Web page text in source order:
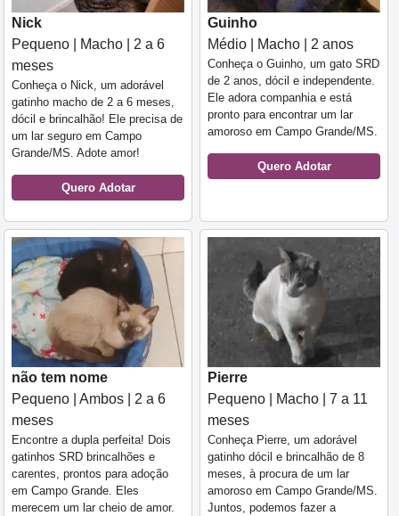
Nick
Pequeno | Macho | 2 a 6
meses
Conheça o Nick, um adorável
gatinho macho de 2 a 6 meses,
dócil e brincalhão! Ele precisa de
um lar seguro em Campo
Grande/MS. Adote amor!
Quero Adotar
Guinho
Médio | Macho | 2 anos
Conheça o Guinho, um gato SRD
de 2 anos, dócil e independente.
Ele adora companhia e está
pronto para encontrar um lar
amoroso em Campo Grande/MS.
Quero Adotar
não tem nome
Pequeno | Ambos | 2 a 6
meses
Encontre a dupla perfeita! Dois
gatinhos SRD brincalhões e
carentes, prontos para adoção
em Campo Grande. Eles
merecem um lar cheio de amor.
Pierre
Pequeno | Macho | 7 a 11
meses
Conheça Pierre, um adorável
gatinho dócil e brincalhão de 8
meses, à procura de um lar
amoroso em Campo Grande/MS.
Juntos, podemos fazer a